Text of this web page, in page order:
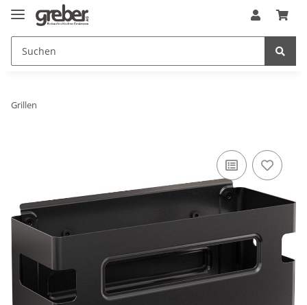
Grillen